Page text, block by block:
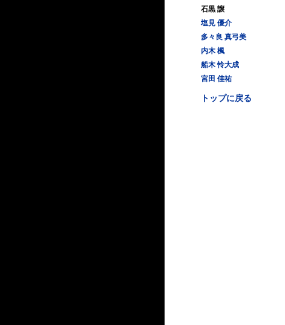
石黒 譲
塩見 優介
多々良 真弓美
内木 楓
船木 怜大成
宮田 佳祐
トップに戻る